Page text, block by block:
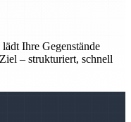
Ihre Gegenstände
– strukturiert, schnell